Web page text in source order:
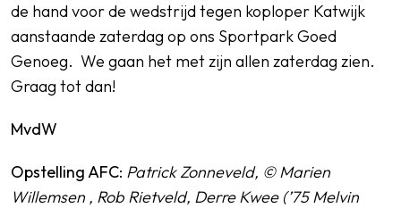
de hand voor de wedstrijd tegen koploper Katwijk
aanstaande zaterdag op ons Sportpark Goed
Genoeg. We gaan het met zijn allen zaterdag zien.
Graag tot dan!
MvdW
Opstelling AFC: Patrick Zonneveld, © Marien
Willemsen , Rob Rietveld, Derre Kwee (’75 Melvin